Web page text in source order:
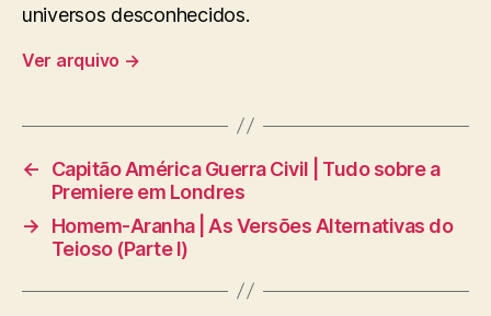
universos desconhecidos.
Ver arquivo →
←
Capitão América Guerra Civil | Tudo sobre a
Premiere em Londres
→
Homem-Aranha | As Versões Alternativas do
Teioso (Parte I)